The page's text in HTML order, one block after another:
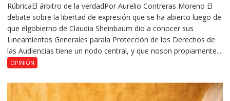
RúbricaEl árbitro de la verdadPor Aurelio Contreras Moreno El
debate sobre la libertad de expresión que se ha abierto luego de
que elgobierno de Claudia Sheinbaum dio a conocer sus
Lineamientos Generales parala Protección de los Derechos de
las Audiencias tiene un nodo central, y que noson propiamente...
OPINIÓN